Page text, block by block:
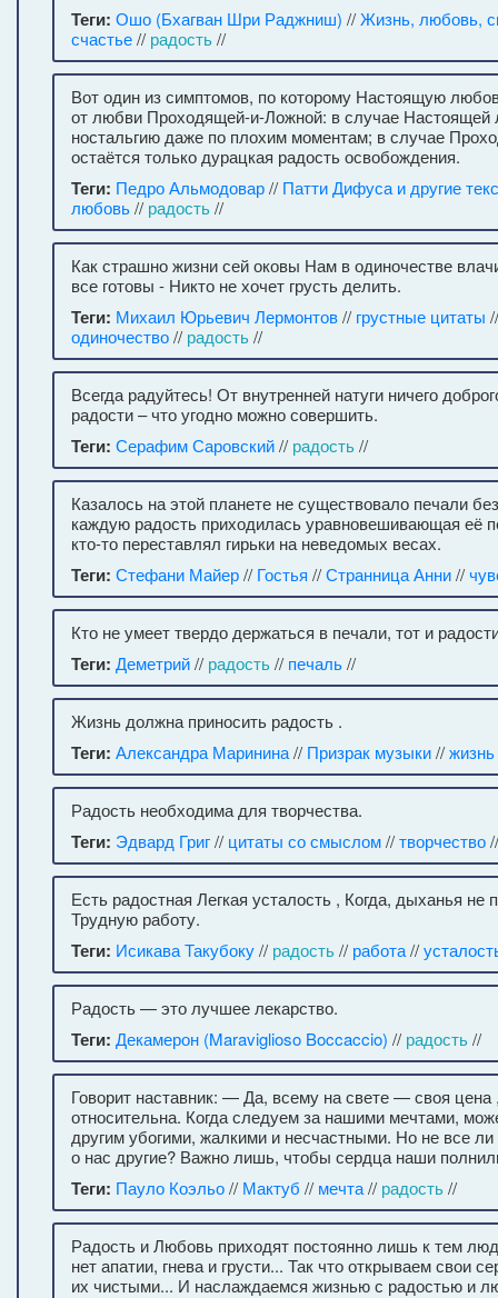
Теги: Ошо (Бхагван Шри Раджниш) //Жизнь, любовь,
счастье// радость//
Вот один из симптомов, по которому Настоящую
от любви Проходящей-и-Ложной: в случае Настоящей
ностальгию даже по плохим моментам; в случае
остаётся только дурацкая радость освобождения.
Теги: Педро Альмодовар// Патти Дифуса и другие
любовь// радость//
Как страшно жизни сей оковы Нам в одиночестве
все готовы - Никто не хочет грусть делить.
Теги: Михаил Юрьевич Лермонтов// грустные цитаты
одиночество// радость//
Всегда радуйтесь! От внутренней натуги ничего
радости – что угодно можно совершить.
Теги: Серафим Саровский// радость//
Казалось на этой планете не существовало печали
каждую радость приходилась уравновешивающая её
кто-то переставлял гирьки на неведомых весах.
Теги: Стефани Майер// Гостья //Странница Анни//
Кто не умеет твердо держаться в печали, тот и
Теги: Деметрий// радость// печаль//
Жизнь должна приносить радость .
Теги: Александра Маринина// Призрак музыки//жизнь
Радость необходима для творчества.
Теги: Эдвард Григ// цитаты со смыслом//творчество
Есть радостная Легкая усталость , Когда, дыханья не
Трудную работу.
Теги: Исикава Такубоку// радость// работа//
Радость — это лучшее лекарство.
Теги: Декамерон (Maraviglioso Boccaccio) // радость//
Говорит наставник: — Да, всему на свете — своя
относительна. Когда следуем за нашими мечтами,
другим убогими, жалкими и несчастными. Но не все
о нас другие? Важно лишь, чтобы сердца наши
Теги: Пауло Коэльо// Мактуб // мечта// радость//
Радость и Любовь приходят постоянно лишь к тем
нет апатии, гнева и грусти... Так что открываем свои
их чистыми... И наслаждаемся жизнью с радостью и